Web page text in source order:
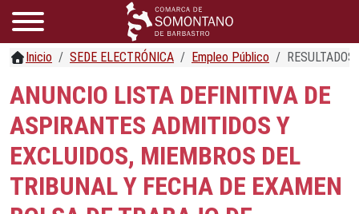
Inicio SEDE ELECTRÓNICA Empleo Público
ANUNCIO LISTA DEFINITIVA DE
ASPIRANTES ADMITIDOS Y
EXCLUIDOS, MIEMBROS DEL
TRIBUNAL Y FECHA DE EXAMEN